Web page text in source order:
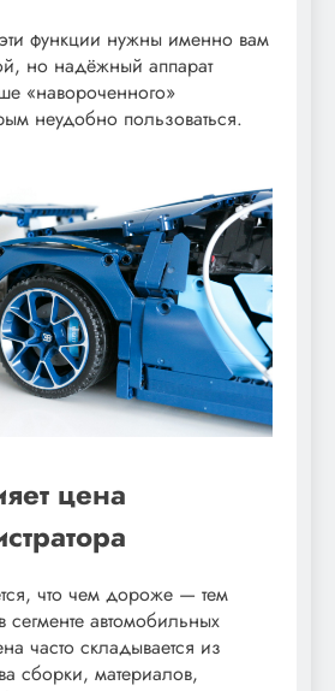
функции нужны именно вам
но надёжный аппарат
«навороченного»
неудобно пользоваться.
цена
что чем дороже — тем
автомобильных
часто складывается из
сборки, материалов,